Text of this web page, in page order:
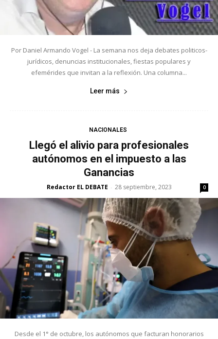
Por Daniel Armando Vogel - La semana nos deja debates politicos-
jurídicos, denuncias institucionales, fiestas populares y
efemérides que invitan a la reflexión. Una columna...
Leer más
NACIONALES
Llegó el alivio para profesionales
autónomos en el impuesto a las
Ganancias
Redactor EL DEBATE - 28 septiembre, 2023 0
Desde el 1° de octubre, los autónomos que facturan honorarios